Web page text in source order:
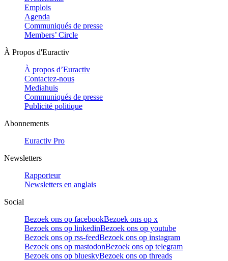
Emplois
Agenda
Communiqués de presse
Members’ Circle
À Propos d'Euractiv
À propos d’Euractiv
Contactez-nous
Mediahuis
Communiqués de presse
Publicité politique
Abonnements
Euractiv Pro
Newsletters
Rapporteur
Newsletters en anglais
Social
Bezoek ons op facebookBezoek ons op x
Bezoek ons op linkedinBezoek ons op youtube
Bezoek ons op rss-feedBezoek ons op instagram
Bezoek ons op mastodonBezoek ons op telegram
Bezoek ons op blueskyBezoek ons op threads